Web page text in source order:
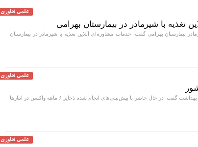
علمی فناوری
تغذیه با شیرمادر در بیمارستان بهرامی
بیمارستان بهرامی گفت: خدمات مشاوره‌ای آنلاین تغذیه با شیرمادر در بیمارستان
علمی فناوری
معاون بهداشت وزارت بهداشت گفت: در حال حاضر با پیش‌بینی‌های انجام شده ذخایر ۶ ماهه واکسن در انبار‌ها
علمی فناوری